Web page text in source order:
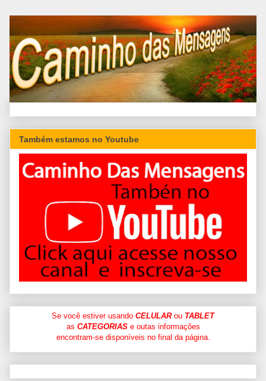
Também estamos no Youtube
Se você estiver usando CELULARou TABLET
as CATEGORIASe outas informações
encontram-se disponíveis no final da página.